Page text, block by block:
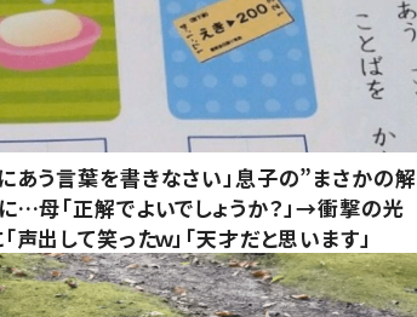
あう言葉を書きなさい」息子の”まさかの解
…母「正解でよいでしょうか？」→衝撃の光
声出して笑ったｗ」「天才だと思います」